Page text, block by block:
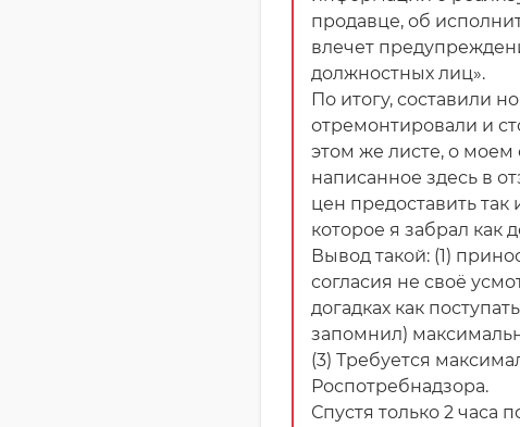
продавце, об
влечет
должностных лиц».
По итогу, составили
отремонтировали и
этом же листе, о
написанное здесь в
цен предоставить
которое я забрал как
Вывод такой: (1)
согласия не своё
догадках как
запомнил)
(3) Требуется
Роспотребнадзора.
Спустя только 2 часа